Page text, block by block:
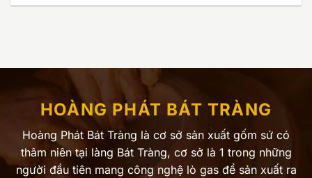
HOÀNG PHÁT BÁT TRÀNG
Hoàng Phát Bát Tràng là cơ sở sản xuất gốm sứ có
thâm niên tại làng Bát Tràng, cơ sở là 1 trong những
người đầu tiên mang công nghệ lò gas để sản xuất ra